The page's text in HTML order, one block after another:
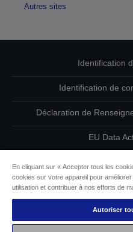
Autres sites
Identification
Identification de
Déclaration de
EU Data
Informations
L’engagement
En cliquant sur « Accepter tous les
cookies sur votre appareil pour
utilisation et contribuer à nos efforts de
Autoriser